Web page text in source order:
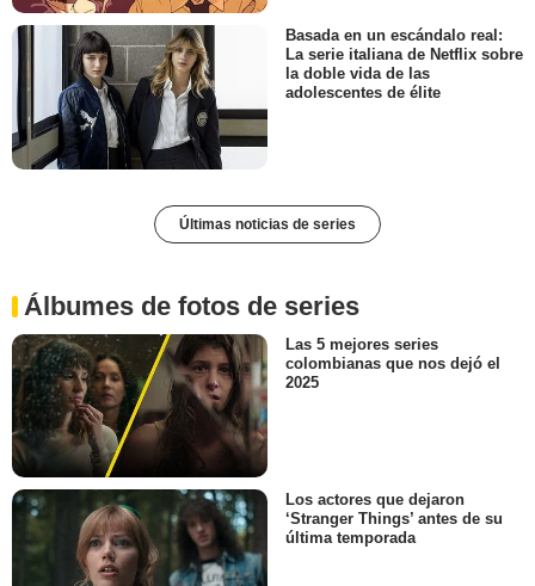
Basada en un escándalo real:
La serie italiana de Netflix sobre
la doble vida de las
adolescentes de élite
Últimas noticias de series
Álbumes de fotos de series
Las 5 mejores series
colombianas que nos dejó el
2025
Los actores que dejaron
‘Stranger Things’ antes de su
última temporada